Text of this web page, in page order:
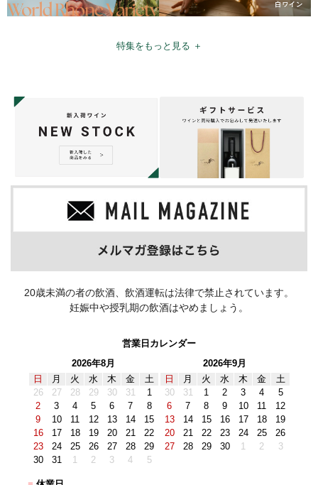
特集をもっと見る ＋
20歳未満の者の飲酒、飲酒運転は法律で禁止されています。
妊娠中や授乳期の飲酒はやめましょう。
営業日カレンダー
2026年8月
日
月 火 水 木 金
土
26
27 28 29 30 31
1
2
3 4 5 6 7
8
9
10 11 12 13 14
15
16
17 18 19 20 21
22
23
24 25 26 27 28
29
30
31 1 2 3 4 5
2026年9月
日
月 火 水 木 金
土
30
31 1 2 3 4
5
6
7 8 9 10 11
12
13
14 15 16 17 18
19
20
21 22 23 24 25
26
27
28 29 30 1 2 3